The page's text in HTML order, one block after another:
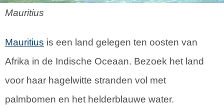
Mauritius
Mauritius is een land gelegen ten oosten van
Afrika in de Indische Oceaan. Bezoek het land
voor haar hagelwitte stranden vol met
palmbomen en het helderblauwe water.